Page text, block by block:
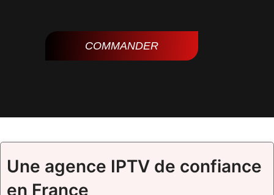
COMMANDER
Une agence IPTV de confiance
en France